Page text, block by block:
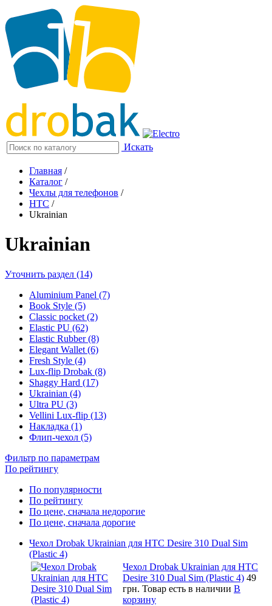
Искать
Главная /
Каталог /
Чехлы для телефонов /
HTC /
Ukrainian
Ukrainian
Уточнить раздел (14)
Aluminium Panel (7)
Book Style (5)
Classic pocket (2)
Elastic PU (62)
Elastic Rubber (8)
Elegant Wallet (6)
Fresh Style (4)
Lux-flip Drobak (8)
Shaggy Hard (17)
Ukrainian (4)
Ultra PU (3)
Vellini Lux-flip (13)
Накладка (1)
Флип-чехол (5)
Фильтр по параметрам
По рейтингу
По популярности
По рейтингу
По цене, сначала недорогие
По цене, сначала дорогие
Чехол Drobak Ukrainian для HTC Desire 310 Dual Sim
(Plastic 4)
Чехол Drobak Ukrainian для HTC
Desire 310 Dual Sim (Plastic 4) 49
грн. Товар есть в наличии В
корзину